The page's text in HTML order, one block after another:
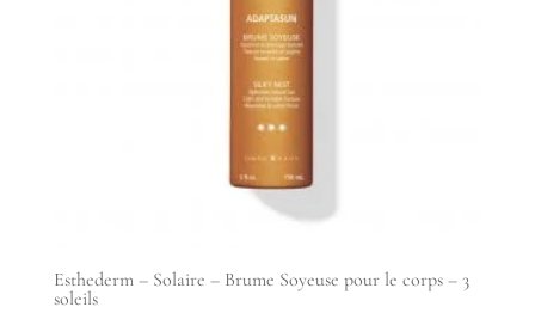
Esthederm – Solaire – Brume Soyeuse pour le corps – 3
soleils